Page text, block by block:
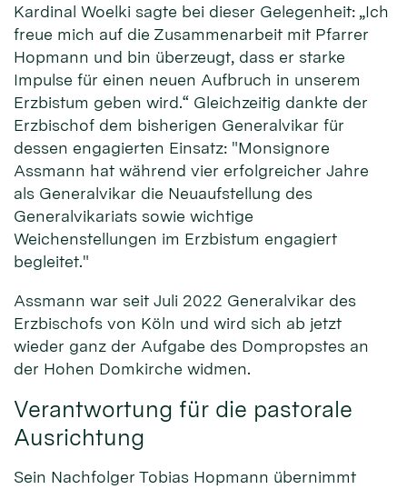
Kardinal Woelki sagte bei dieser Gelegenheit: „Ich
freue mich auf die Zusammenarbeit mit Pfarrer
Hopmann und bin überzeugt, dass er starke
Impulse für einen neuen Aufbruch in unserem
Erzbistum geben wird.“ Gleichzeitig dankte der
Erzbischof dem bisherigen Generalvikar für
dessen engagierten Einsatz: "Monsignore
Assmann hat während vier erfolgreicher Jahre
als Generalvikar die Neuaufstellung des
Generalvikariats sowie wichtige
Weichenstellungen im Erzbistum engagiert
begleitet."
Assmann war seit Juli 2022 Generalvikar des
Erzbischofs von Köln und wird sich ab jetzt
wieder ganz der Aufgabe des Dompropstes an
der Hohen Domkirche widmen.
Verantwortung für die pastorale
Ausrichtung
Sein Nachfolger Tobias Hopmann übernimmt